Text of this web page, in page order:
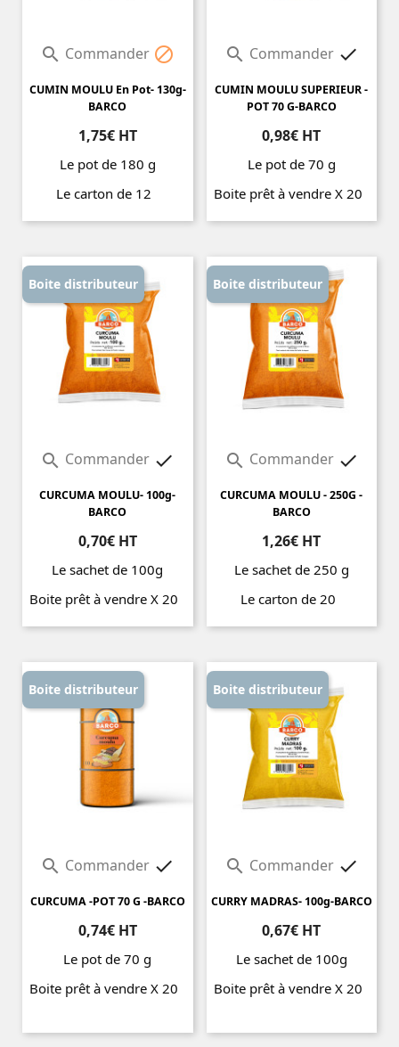
 Commander 
CUMIN MOULU En Pot- 130g-
BARCO
1,75€ HT
Le pot de 180 g
Le carton de 12
Prix
 Commander 
CUMIN MOULU SUPERIEUR -
POT 70 G-BARCO
0,98€ HT
Le pot de 70 g
Boite prêt à vendre X 20
Prix
 Commander 
CURCUMA MOULU- 100g-
BARCO
0,70€ HT
Le sachet de 100g
Boite prêt à vendre X 20
Prix
Boite distributeur
 Commander 
CURCUMA MOULU - 250G -
BARCO
1,26€ HT
Le sachet de 250 g
Le carton de 20
Prix
Boite distributeur
 Commander 
CURCUMA -POT 70 G -BARCO
0,74€ HT
Le pot de 70 g
Boite prêt à vendre X 20
Boite distributeur
 Commander 
CURRY MADRAS- 100g-BARCO
0,67€ HT
Le sachet de 100g
Boite prêt à vendre X 20
Boite distributeur